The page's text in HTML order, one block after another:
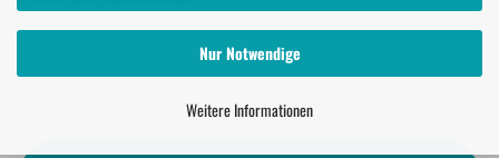
Nur Notwendige
Weitere Informationen